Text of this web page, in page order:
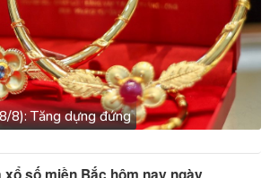
8): Tăng dựng đứng